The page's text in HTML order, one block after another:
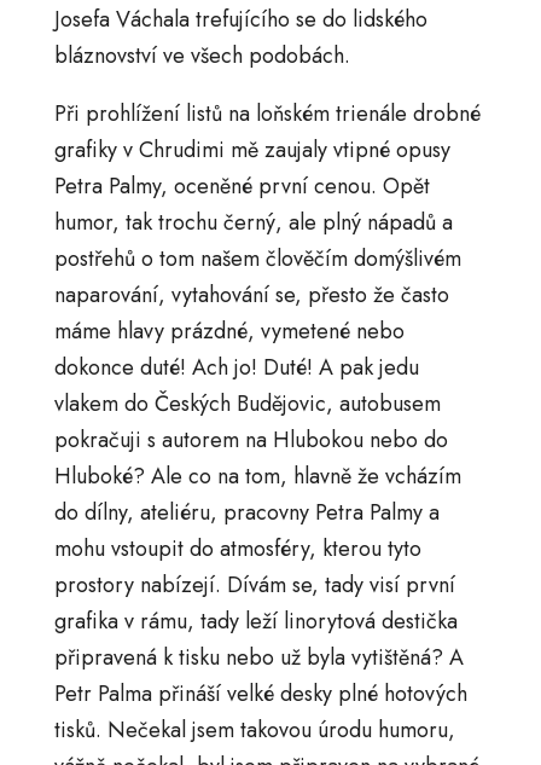
Josefa Váchala trefujícího se do lidského
bláznovství ve všech podobách.
Při prohlížení listů na loňském trienále drobné
grafiky v Chrudimi mě zaujaly vtipné opusy
Petra Palmy, oceněné první cenou. Opět
humor, tak trochu černý, ale plný nápadů a
postřehů o tom našem člověčím domýšlivém
naparování, vytahování se, přesto že často
máme hlavy prázdné, vymetené nebo
dokonce duté! Ach jo! Duté! A pak jedu
vlakem do Českých Budějovic, autobusem
pokračuji s autorem na Hlubokou nebo do
Hluboké? Ale co na tom, hlavně že vcházím
do dílny, ateliéru, pracovny Petra Palmy a
mohu vstoupit do atmosféry, kterou tyto
prostory nabízejí. Dívám se, tady visí první
grafika v rámu, tady leží linorytová destička
připravená k tisku nebo už byla vytištěná? A
Petr Palma přináší velké desky plné hotových
tisků. Nečekal jsem takovou úrodu humoru,